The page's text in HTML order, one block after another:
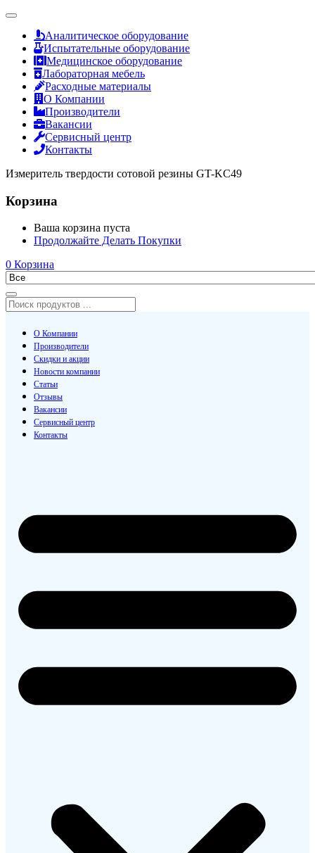
Аналитическое оборудование
Испытательные оборудование
Медицинское оборудование
Лабораторная мебель
Расходные материалы
О Компании
Производители
Вакансии
Сервисный центр
Контакты
Измеритель твердости сотовой резины GT-KC49
Корзина
Ваша корзина пуста
Продолжайте Делать Покупки
0 Корзина
О Компании
Производители
Скидки и акции
Новости компании
Статьи
Отзывы
Вакансии
Сервисный центр
Контакты